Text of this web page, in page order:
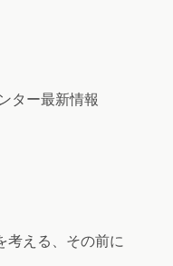
ター最新情報
考える、その前に